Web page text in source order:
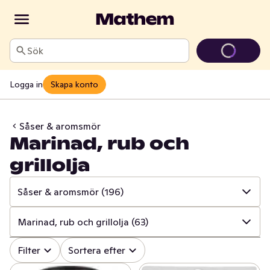
Sök
Logga in Skapa konto
Såser & aromsmör
Marinad, rub och
grillolja
Såser & aromsmör (196)
✓ Alla (647)
✓ Kryddor & örter (226)
Marinad, rub och grillolja (63)
✓ Alla (196)
Filter Sortera efter